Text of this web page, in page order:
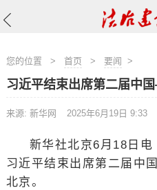
您的位置 > 首页 > 要闻 >
习近平结束出席第二届中
来源: 新华网 2025年6月19日 9:33
新华社北京6月18日
习近平结束出席第二届中
北京。